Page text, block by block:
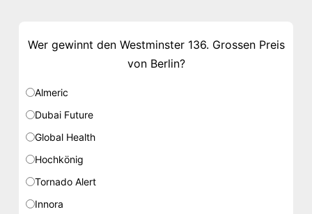
Wer gewinnt den Westminster 136. Grossen Preis
von Berlin?
Almeric
Dubai Future
Global Health
Hochkönig
Tornado Alert
Innora